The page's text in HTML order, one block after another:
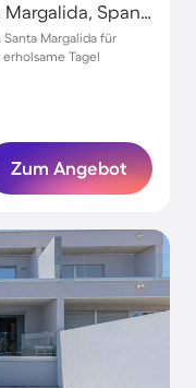
Son Serra de Marina, Santa Margalida, Spanien
Margalida für
Tage!
Zum Angebot